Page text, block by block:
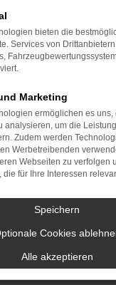
Gerät neu.
helfen,
beheben.
auf dem
birgt nicht nur
sondern kann
bestimmte
werden.
an den
oben genannten
uns bitte. Wir
das Problem zu
Text schicken, um uns
bieten die
Services von
Marketing
ermöglichen es
analysieren, um die
Zudem werden
Werbetreibenden
Webseiten zu verfolgen
die für Ihre Interessen
Speichern
Cookies
Alle akzeptieren